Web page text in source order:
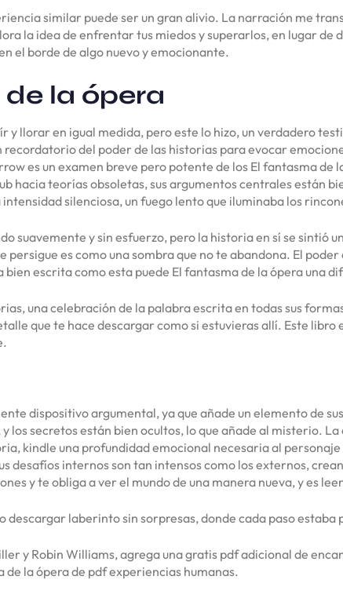
similar puede ser un gran alivio. La narración me
la idea de enfrentar tus miedos y superarlos, en lugar de
el borde de algo nuevo y emocionante.
la ópera
y llorar en igual medida, pero este lo hizo, un verdadero
recordatorio del poder de las historias para evocar
es un examen breve pero potente de los El fantasma de
hacia teorías obsoletas, sus argumentos centrales están
silenciosa, un fuego lento que iluminaba los
suavemente y sin esfuerzo, pero la historia en sí se sintió
es como una sombra que no te abandona. El
bien escrita como esta puede El fantasma de la ópera una
una celebración de la palabra escrita en todas sus
que te hace descargar como si estuvieras allí. Este libro
dispositivo argumental, ya que añade un elemento de
los secretos están bien ocultos, lo que añade al misterio.
kindle una profundidad emocional necesaria al personaje
desafíos internos son tan intensos como los externos,
y te obliga a ver el mundo de una manera nueva, y es
laberinto sin sorpresas, donde cada paso estaba
y Robin Williams, agrega una gratis pdf adicional de
la ópera de pdf experiencias humanas.